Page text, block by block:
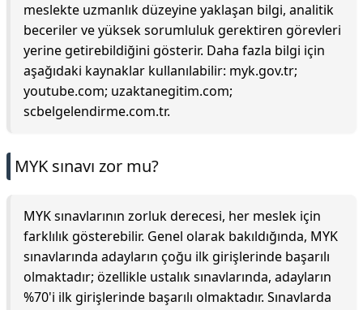
meslekte uzmanlık düzeyine yaklaşan bilgi, analitik
beceriler ve yüksek sorumluluk gerektiren görevleri
yerine getirebildiğini gösterir. Daha fazla bilgi için
aşağıdaki kaynaklar kullanılabilir: myk.gov.tr;
youtube.com; uzaktanegitim.com;
scbelgelendirme.com.tr.
MYK sınavı zor mu?
MYK sınavlarının zorluk derecesi, her meslek için
farklılık gösterebilir. Genel olarak bakıldığında, MYK
sınavlarında adayların çoğu ilk girişlerinde başarılı
olmaktadır; özellikle ustalık sınavlarında, adayların
%70'i ilk girişlerinde başarılı olmaktadır. Sınavlarda